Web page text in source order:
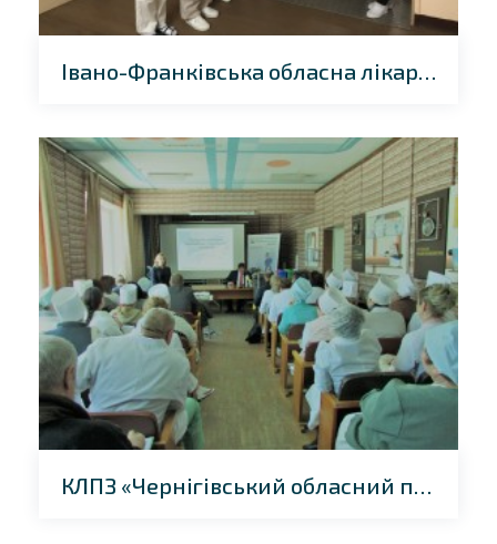
Івано-Франківська обласна лікарня
КЛПЗ «Чернігівський обласний протитуберкульозний диспансер»